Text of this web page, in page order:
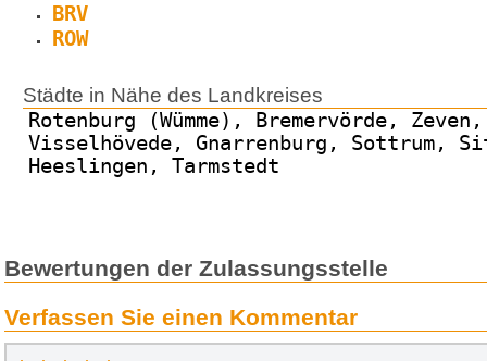
BRV
ROW
Städte in Nähe des Landkreises
Rotenburg (Wümme), Bremervörde,
Visselhövede, Gnarrenburg, Sottrum,
Heeslingen, Tarmstedt
Bewertungen der Zulassungsstelle
Verfassen Sie einen Kommentar